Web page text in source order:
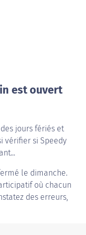
est ouvert
jours fériés et
vérifier si Speedy
le dimanche.
où chacun
des erreurs,